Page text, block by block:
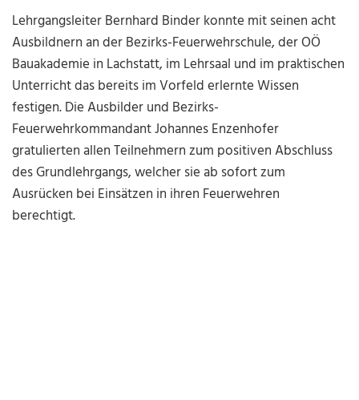
Lehrgangsleiter Bernhard Binder konnte mit seinen acht
Ausbildnern an der Bezirks-Feuerwehrschule, der OÖ
Bauakademie in Lachstatt, im Lehrsaal und im praktischen
Unterricht das bereits im Vorfeld erlernte Wissen
festigen. Die Ausbilder und Bezirks-
Feuerwehrkommandant Johannes Enzenhofer
gratulierten allen Teilnehmern zum positiven Abschluss
des Grundlehrgangs, welcher sie ab sofort zum
Ausrücken bei Einsätzen in ihren Feuerwehren
berechtigt.